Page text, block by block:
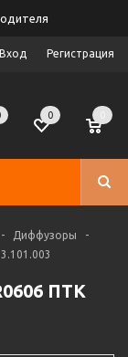
Вход Регистрация
0
- Диффузоры
-
ПТК